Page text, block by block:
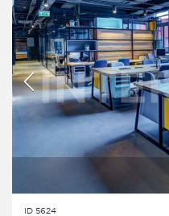
ID 5624